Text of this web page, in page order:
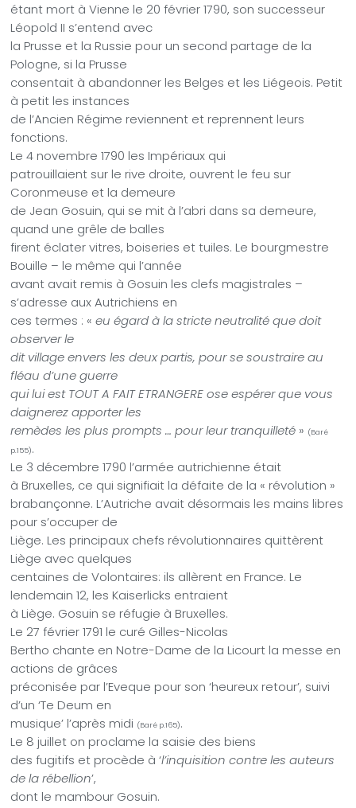
étant mort à Vienne le 20 février 1790, son successeur
Léopold II s’entend avec
la Prusse et la Russie pour un second partage de la
Pologne, si la Prusse
consentait à abandonner les Belges et les Liégeois. Petit
à petit les instances
de l’Ancien Régime reviennent et reprennent leurs
fonctions.
Le 4 novembre 1790 les Impériaux qui
patrouillaient sur le rive droite, ouvrent le feu sur
Coronmeuse et la demeure
de Jean Gosuin, qui se mit à l’abri dans sa demeure,
quand une grêle de balles
firent éclater vitres, boiseries et tuiles. Le bourgmestre
Bouille – le même qui l’année
avant avait remis à Gosuin les clefs magistrales –
s’adresse aux Autrichiens en
ces termes : «eu égard à la stricte neutralité que doit
observer le
dit village envers les deux partis, pour se soustraire au
fléau d’une guerre
qui lui est TOUT A FAIT ETRANGERE ose espérer que vous
daignerez apporter les
remèdes les plus prompts … pour leur tranquilleté » (Baré
p.155).
Le 3 décembre 1790 l’armée autrichienne était
à Bruxelles, ce qui signifiait la défaite de la « révolution »
brabançonne. L’Autriche avait désormais les mains libres
pour s’occuper de
Liège. Les principaux chefs révolutionnaires quittèrent
Liège avec quelques
centaines de Volontaires: ils allèrent en France. Le
lendemain 12, les Kaiserlicks entraient
à Liège. Gosuin se réfugie à Bruxelles.
Le 27 février 1791 le curé Gilles-Nicolas
Bertho chante en Notre-Dame de la Licourt la messe en
actions de grâces
préconisée par l’Eveque pour son ‘heureux retour’, suivi
d’un ‘Te Deum en
musique’ l’après midi (Baré p.165).
Le 8 juillet on proclame la saisie des biens
des fugitifs et procède à ‘l’inquisition contre les auteurs
de la rébellion’,
dont le mambour Gosuin.